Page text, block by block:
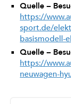
Quelle –
https://
sport.de/
basismodell-
Quelle –
https://
neuwagen-